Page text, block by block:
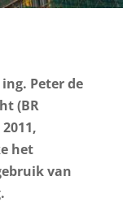
Peter de
(BR
het
van